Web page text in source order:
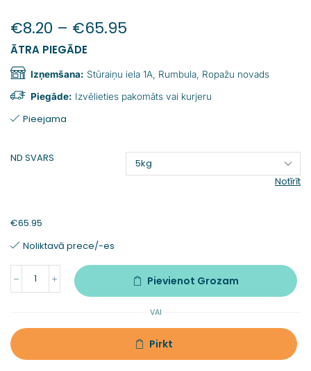
€8.20 – €65.95
ĀTRA PIEGĀDE
Izņemšana: Stūraiņu iela 1A, Rumbula, Ropažu novads
Piegāde: Izvēlieties pakomāts vai kurjeru
Pieejama
ND SVARS
Notīrīt
€65.95
Noliktavā prece/-es
Pievienot Grozam
VAI
Pirkt